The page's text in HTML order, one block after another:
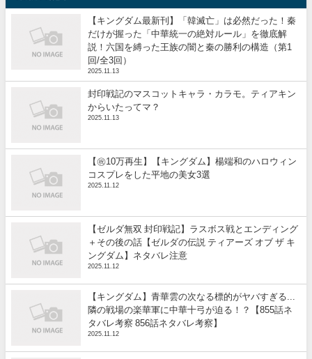
【キングダム最新刊】「韓滅亡」は必然だった！秦
だけが握った「中華統一の絶対ルール」を徹底解
説！六国を縛った王族の闇と秦の勝利の構造（第1
回/全3回）
2025.11.13
封印戦記のマスコットキャラ・カラモ。ティアキン
からいたってマ？
2025.11.13
【㊗️10万再生】【キングダム】楊端和のハロウィン
コスプレをした平地の美女3選
2025.11.12
【ゼルダ無双 封印戦記】ラスボス戦とエンディング
＋その後の話【ゼルダの伝説 ティアーズ オブ ザ キ
ングダム】ネタバレ注意
2025.11.12
【キングダム】青華雲の次なる標的がヤバすぎる...
隣の戦場の楽華軍に中華十弓が迫る！？【855話ネ
タバレ考察 856話ネタバレ考察】
2025.11.12